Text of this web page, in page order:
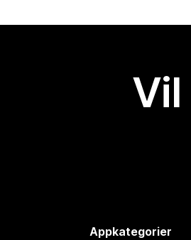
Vil
Appkategorier